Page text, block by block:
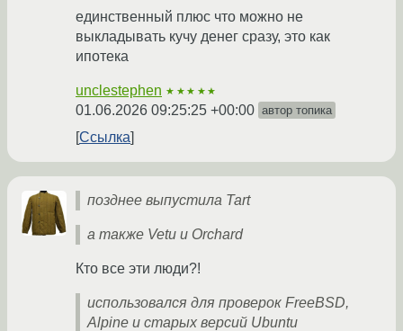
единственный плюс что можно не
выкладывать кучу денег сразу, это как
ипотека
unclestephen ★★★★★
01.06.2026 09:25:25 +00:00 автор топика
Ссылка
позднее выпустила Tart
а также Vetu и Orchard
Кто все эти люди?!
использовался для проверок FreeBSD,
Alpine и старых версий Ubuntu